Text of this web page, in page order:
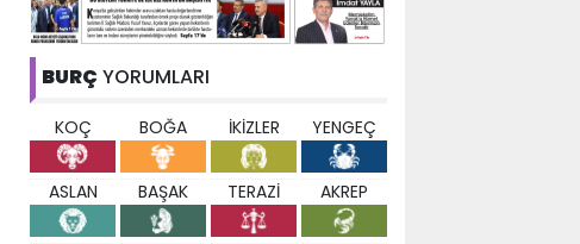
BURÇ YORUMLARI
KOÇ BOĞA İKİZLER YENGEÇ
ASLAN BAŞAK TERAZİ AKREP